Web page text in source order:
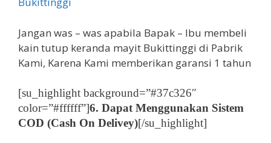
Jangan was – was apabila Bapak – Ibu membeli
kain tutup keranda mayit Bukittinggi di Pabrik
Kami, Karena Kami memberikan garansi 1 tahun
[su_highlight background=”#37c326″
color=”#ffffff”]6. Dapat Menggunakan Sistem
COD (Cash On Delivey)[/su_highlight]